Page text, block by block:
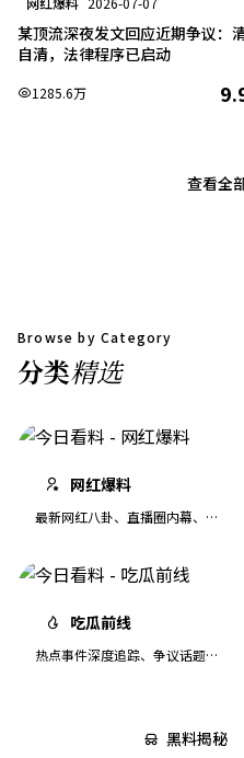
某顶流深夜发文回应近期争议：
自清，法律程序已启动
1285.6万
查看全
Browse by Category
分类精选
网红爆料
最新网红八卦、直播圈内幕、大
吃瓜前线
热点事件深度追踪、争议话题全
黑料揭秘